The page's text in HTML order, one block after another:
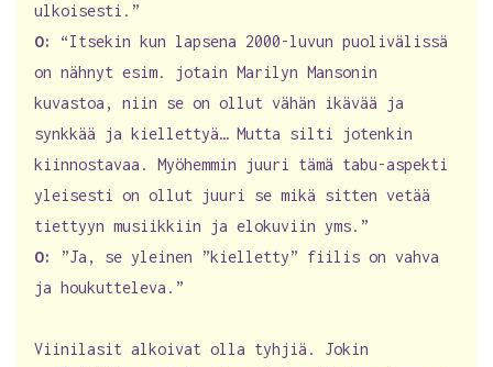
ulkoisesti.”
O:
“Itsekin kun lapsena 2000-luvun puolivälissä
on nähnyt esim. jotain Marilyn Mansonin
kuvastoa, niin se on ollut vähän ikävää ja
synkkää ja kiellettyä… Mutta silti jotenkin
kiinnostavaa. Myöhemmin juuri tämä tabu-aspekti
yleisesti on ollut juuri se mikä sitten vetää
tiettyyn musiikkiin ja elokuviin yms.”
O:
”Ja, se yleinen ”kielletty” fiilis on vahva
ja houkutteleva.”
Viinilasit alkoivat olla tyhjiä. Jokin